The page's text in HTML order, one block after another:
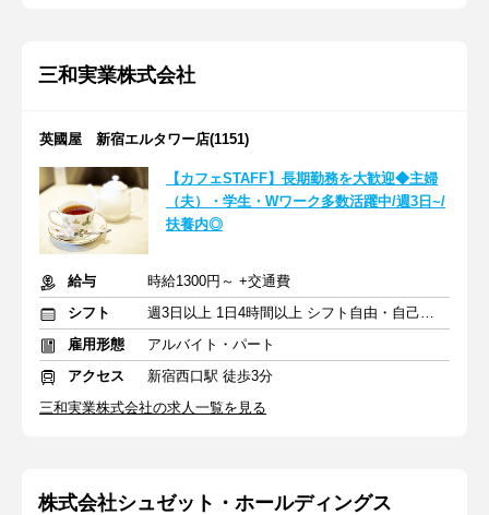
三和実業株式会社
英國屋 新宿エルタワー店(1151)
【カフェSTAFF】長期勤務を大歓迎◆主婦
（夫）・学生・Wワーク多数活躍中/週3日~/
扶養内◎
給与
時給1300円～ +交通費
シフト
週3日以上 1日4時間以上 シフト自由・自己申告
雇用形態
アルバイト・パート
アクセス
新宿西口駅 徒歩3分
三和実業株式会社の求人一覧を見る
株式会社シュゼット・ホールディングス